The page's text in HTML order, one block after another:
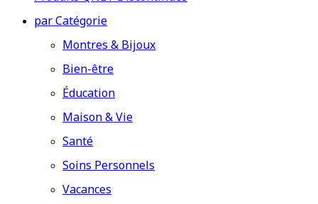
par Catégorie
Montres & Bijoux
Bien-être
Éducation
Maison & Vie
Santé
Soins Personnels
Vacances